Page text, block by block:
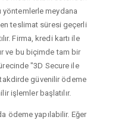
yöntemlerle meydana
teslimat süresi geçerli
Firma, kredi kartı ile
ve bu biçimde tam bir
"3D Secure ile
güvenilir ödeme
işlemler başlatılır.
ödeme yapılabilir. Eğer